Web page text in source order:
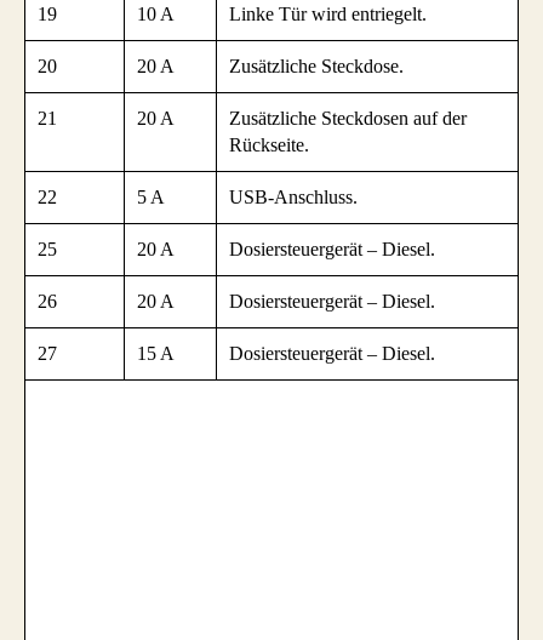
19 10 A Linke Tür wird entriegelt.
20 20 A Zusätzliche Steckdose.
21 20 A
Zusätzliche Steckdosen auf der
Rückseite.
22 5 A USB-Anschluss.
25 20 A Dosiersteuergerät – Diesel.
26 20 A Dosiersteuergerät – Diesel.
27 15 A Dosiersteuergerät – Diesel.